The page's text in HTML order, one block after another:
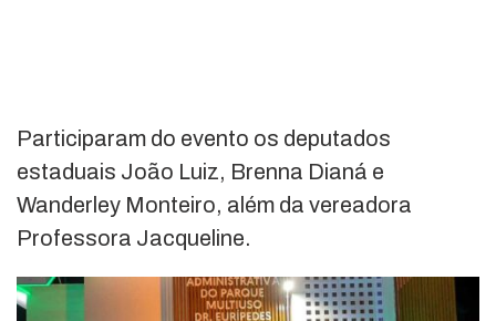
Participaram do evento os deputados
estaduais João Luiz, Brenna Dianá e
Wanderley Monteiro, além da vereadora
Professora Jacqueline.